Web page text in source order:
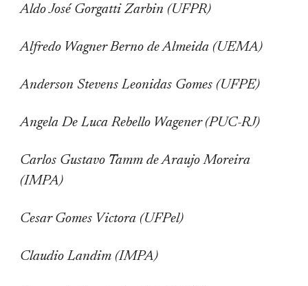
Aldo José Gorgatti Zarbin (UFPR)
Alfredo Wagner Berno de Almeida (UEMA)
Anderson Stevens Leonidas Gomes (UFPE)
Angela De Luca Rebello Wagener (PUC-RJ)
Carlos Gustavo Tamm de Araujo Moreira
(IMPA)
Cesar Gomes Victora (UFPel)
Claudio Landim (IMPA)